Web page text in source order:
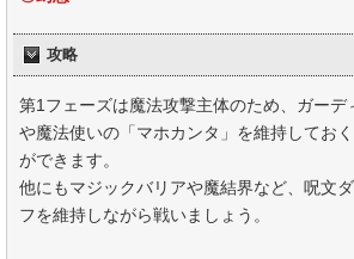
攻略
第1フェーズは魔法攻撃主体のため、ガーデ
や魔法使いの「マホカンタ」を維持してお
ができます。
他にもマジックバリアや魔結界など、呪文
フを維持しながら戦いましょう。